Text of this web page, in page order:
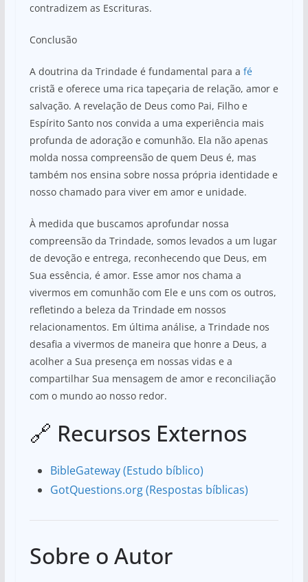
contradizem as Escrituras.
Conclusão
A doutrina da Trindade é fundamental para a fé
cristã e oferece uma rica tapeçaria de relação, amor e
salvação. A revelação de Deus como Pai, Filho e
Espírito Santo nos convida a uma experiência mais
profunda de adoração e comunhão. Ela não apenas
molda nossa compreensão de quem Deus é, mas
também nos ensina sobre nossa própria identidade e
nosso chamado para viver em amor e unidade.
À medida que buscamos aprofundar nossa
compreensão da Trindade, somos levados a um lugar
de devoção e entrega, reconhecendo que Deus, em
Sua essência, é amor. Esse amor nos chama a
vivermos em comunhão com Ele e uns com os outros,
refletindo a beleza da Trindade em nossos
relacionamentos. Em última análise, a Trindade nos
desafia a vivermos de maneira que honre a Deus, a
acolher a Sua presença em nossas vidas e a
compartilhar Sua mensagem de amor e reconciliação
com o mundo ao nosso redor.
🔗 Recursos Externos
BibleGateway (Estudo bíblico)
GotQuestions.org (Respostas bíblicas)
Sobre o Autor